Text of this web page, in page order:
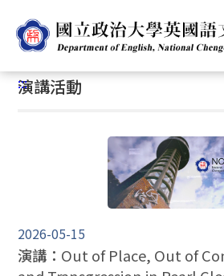
到
主
要
內
首頁 公告資訊 最新消息 / 演講活動
:::
演講活動
2026-05-15
演講： Out of Place, Out of